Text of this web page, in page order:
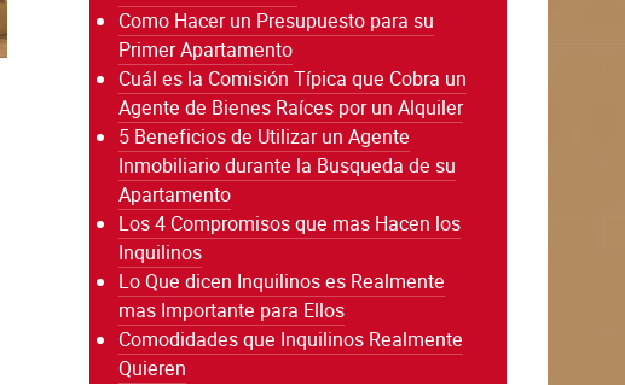
Como Hacer un Presupuesto para su
Primer Apartamento
Cuál es la Comisión Típica que Cobra un
Agente de Bienes Raíces por un Alquiler
5 Beneficios de Utilizar un Agente
Inmobiliario durante la Busqueda de su
Apartamento
Los 4 Compromisos que mas Hacen los
Inquilinos
Lo Que dicen Inquilinos es Realmente
mas Importante para Ellos
Comodidades que Inquilinos Realmente
Quieren